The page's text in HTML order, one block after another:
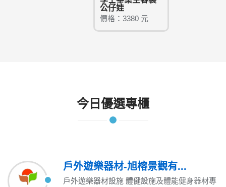
公仔娃
價格：3380 元
今日優選專櫃
戶外遊樂器材-旭榕景觀有...
戶外遊樂器材設施 體健設施及體能健身器材專